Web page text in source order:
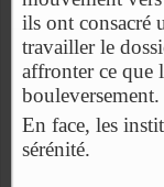
ils ont consacré
travailler le
affronter ce que
bouleversement.
En face, les
sérénité.